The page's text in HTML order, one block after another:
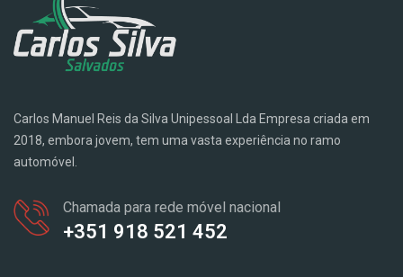
Carlos Manuel Reis da Silva Unipessoal Lda Empresa criada em
2018, embora jovem, tem uma vasta experiência no ramo
automóvel.
Chamada para rede móvel nacional
+351 918 521 452